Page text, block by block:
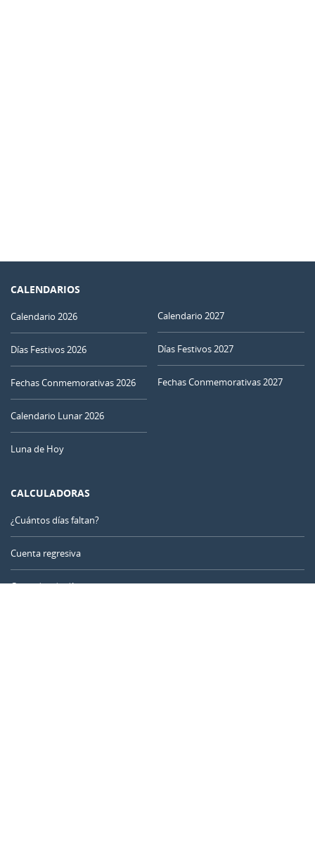
CALENDARIOS
Calendario 2026
Días Festivos 2026
Fechas Conmemorativas 2026
Calendario Lunar 2026
Luna de Hoy
Calendario 2027
Días Festivos 2027
Fechas Conmemorativas 2027
CALCULADORAS
¿Cuántos días faltan?
Cuenta regresiva
Contador de días